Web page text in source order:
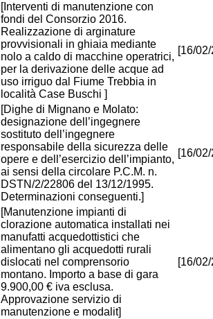
[Interventi di manutenzione con
fondi del Consorzio 2016.
Realizzazione di arginature
provvisionali in ghiaia mediante
nolo a caldo di macchine operatrici,
per la derivazione delle acque ad
uso irriguo dal Fiume Trebbia in
località Case Buschi ]
[16/
[Dighe di Mignano e Molato:
designazione dell’ingegnere
sostituto dell’ingegnere
responsabile della sicurezza delle
opere e dell’esercizio dell’impianto,
ai sensi della circolare P.C.M. n.
DSTN/2/22806 del 13/12/1995.
Determinazioni conseguenti.]
[16/
[Manutenzione impianti di
clorazione automatica installati nei
manufatti acquedottistici che
alimentano gli acquedotti rurali
dislocati nel comprensorio
montano. Importo a base di gara
9.900,00 € iva esclusa.
Approvazione servizio di
manutenzione e modalit]
[16/